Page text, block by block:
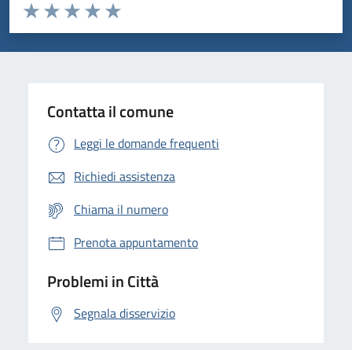
Domanda
Valuta da 1 a 5 stelle la pagina
Valuta 5 stelle su 5
Valuta 4 stelle su 5
Valuta 3 stelle su 5
Valuta 2 stelle su 5
Valuta 1 stelle su 5
Contatta il comune
Leggi le domande frequenti
Richiedi assistenza
Chiama il numero
Prenota appuntamento
Problemi in Città
Segnala disservizio